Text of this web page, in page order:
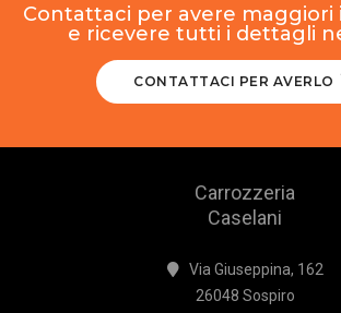
Contattaci per avere maggiori
e ricevere tutti i dettagli
CONTATTACI PER AVERLO
Carrozzeria
Caselani
Via Giuseppina, 162
26048 Sospiro